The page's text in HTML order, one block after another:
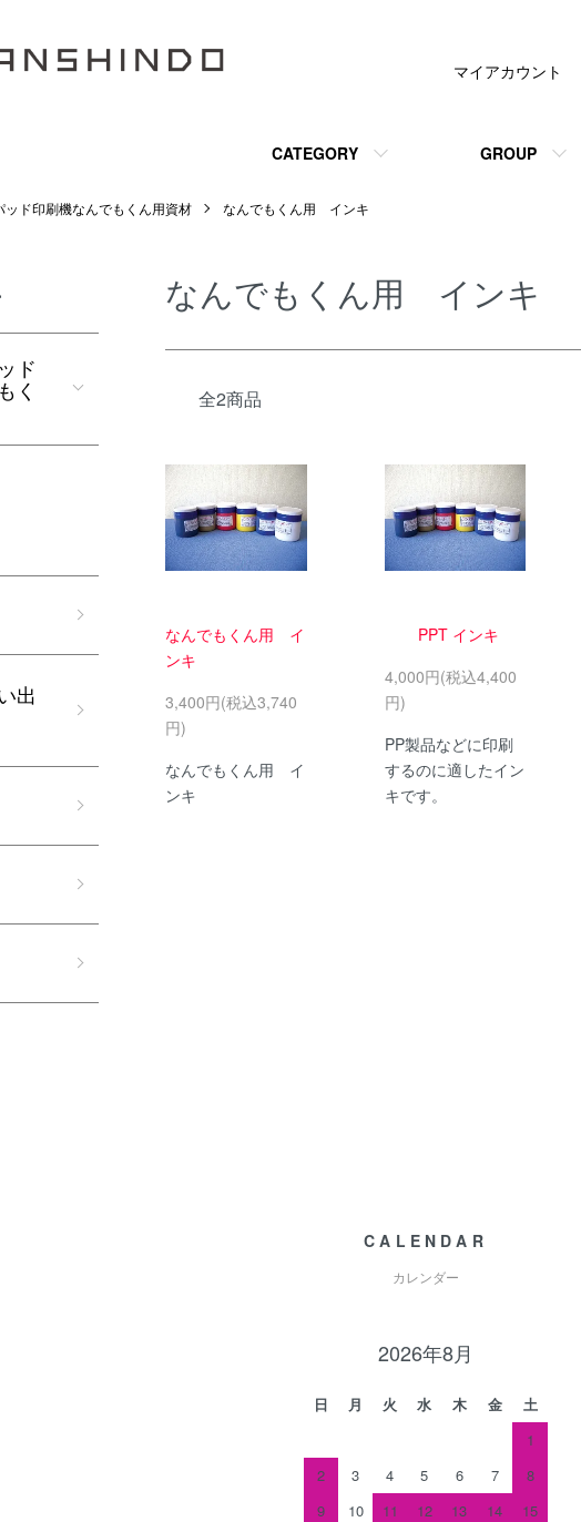
CATEGORY GROUP
マイアカウント
ッド印刷機なんでもくん用資材 なんでもくん用 インキ
なんでもくん用 インキ
全2商品
なんでもくん用 イ
ンキ
3,400円(税込3,740
円)
なんでもくん用 イ
ンキ
PPT インキ
4,000円(税込4,400
円)
PP製品などに印刷
するのに適したイン
キです。
ド
く
出
CALENDAR
カレンダー
2026年8月
日 月 火 水 木 金
土
1
2
3 4 5 6 7
8
9
10 11 12 13 14
15